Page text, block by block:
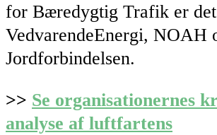
for Bæredygtig Trafik er det
VedvarendeEnergi, NOAH
Jordforbindelsen.
>> Se organisationernes
analyse af luftfartens